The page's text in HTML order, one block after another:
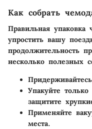
Как собрать
Правильная упаковка
упростить вашу
продолжительность
несколько полезных
Упакуйте
защитите
Применяйте
места.